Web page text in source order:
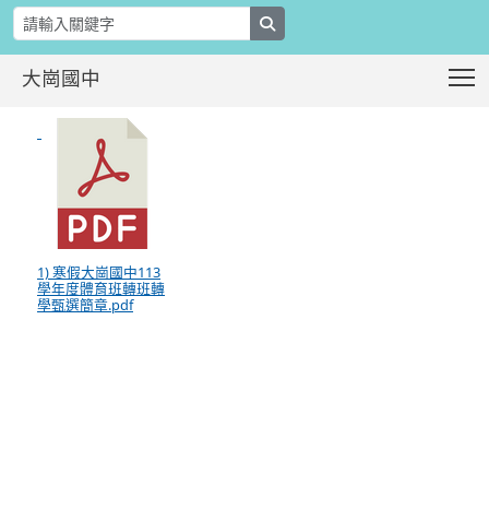
大崗國中
公告~本校113學年度寒假體育班轉班
1) 寒假大崗國中113
學年度體育班轉班轉
學甄選簡章.pdf